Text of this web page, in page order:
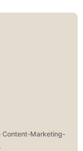
Content-Marketing-